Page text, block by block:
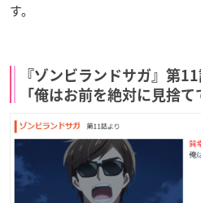
す。
『ゾンビランドサガ』第
「俺はお前を絶対に見捨て